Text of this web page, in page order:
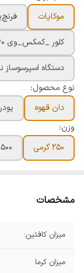
موکاپات
کلور _کمکس_وی ۶۰_آئروپرس_سایفون
دستگاه اسپرسوساز
نوع محصول:
دان قهوه
وزن:
۲۵۰ گرمی
۵۰۰ گرمی
مشخصات
میزان کافئین:
میزان کرما